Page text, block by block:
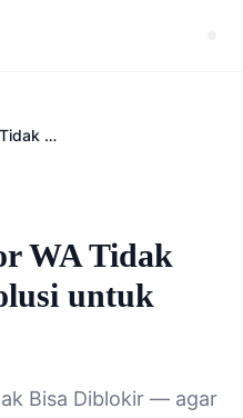
Cara Agar Nomor WA Tidak Bisa Diblokir: Solusi untuk Bisnis Anda
WA Tidak
untuk
Bisa Diblokir — agar